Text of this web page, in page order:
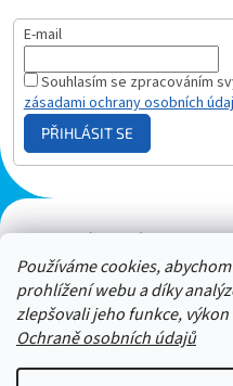
Používáme cookies,
prohlížení webu a díky
zlepšovali jeho funkce,
Ochraně osobních údajů
E-mail
Souhlasím se zpracováním
zásadami ochrany osobních
PŘIHLÁSIT SE
Plazmový generátor.cz